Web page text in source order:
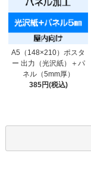
A5（148×210）ポスタ
ー 出力（光沢紙）＋パ
ネル（5mm厚）
385円(税込)